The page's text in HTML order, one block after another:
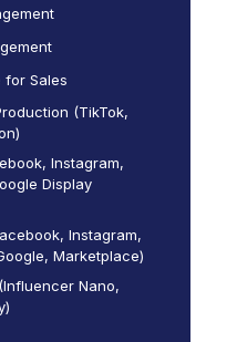
for Sales
(TikTok,
Instagram,
Display
Instagram,
Marketplace)
Nano,